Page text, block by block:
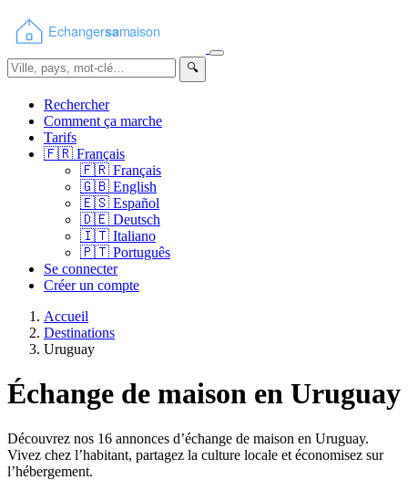
🔍
Rechercher
Comment ça marche
Tarifs
🇫🇷 Français
🇫🇷 Français
🇬🇧 English
🇪🇸 Español
🇩🇪 Deutsch
🇮🇹 Italiano
🇵🇹 Português
Se connecter
Créer un compte
Accueil
Destinations
Uruguay
Échange de maison en Uruguay
Découvrez nos 16 annonces d’échange de maison en Uruguay.
Vivez chez l’habitant, partagez la culture locale et économisez sur
l’hébergement.